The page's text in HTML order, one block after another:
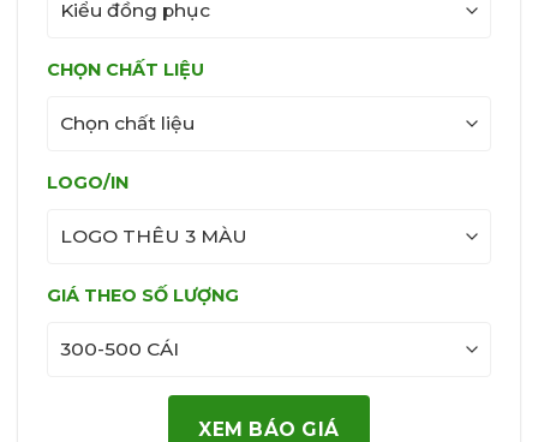
CHỌN CHẤT LIỆU
LOGO/IN
GIÁ THEO SỐ LƯỢNG
XEM BÁO GIÁ